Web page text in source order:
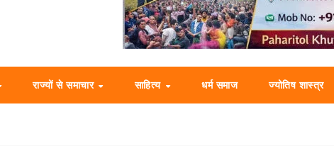
राज्यों से समाचार साहित्य धर्म समाज ज्योतिष शास्त्र